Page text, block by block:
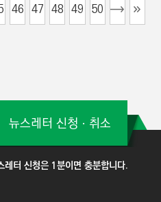
46 47 48 49 50
터 신청은 1분이면 충분합니다.
뉴스레터 신청ㆍ취소